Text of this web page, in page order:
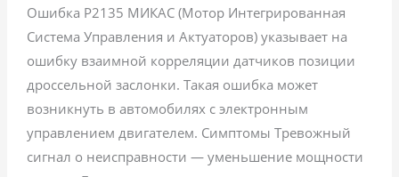
Ошибка P2135 МИКАС (Мотор Интегрированная
Система Управления и Актуаторов) указывает на
ошибку взаимной корреляции датчиков позиции
дроссельной заслонки. Такая ошибка может
возникнуть в автомобилях с электронным
управлением двигателем. Симптомы Тревожный
сигнал о неисправности — уменьшение мощности